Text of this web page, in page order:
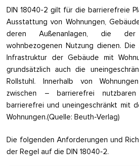
DIN 18040-2 gilt für die barrierefreie
Ausstattung von Wohnungen,
deren Außenanlagen, die der
wohnbezogenen Nutzung dienen.
Infrastruktur der Gebäude mit
grundsätzlich auch die
Rollstuhl. Innerhalb von
zwischen – barrierefrei
barrierefrei und uneingeschränkt mit
Wohnungen.(Quelle: Beuth-Verlag)
Die folgenden Anforderungen und
der Regel auf die DIN 18040-2.